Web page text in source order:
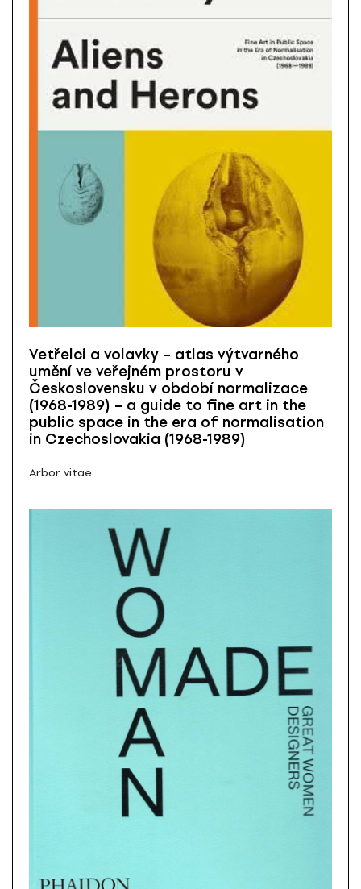
Vetřelci a volavky – atlas výtvarného
umění ve veřejném prostoru v
Československu v období normalizace
(1968-1989) – a guide to fine art in the
public space in the era of normalisation
in Czechoslovakia (1968-1989)
Arbor vitae